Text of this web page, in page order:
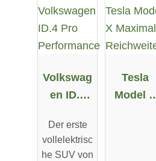
Volkswag
en ID.4
Performa
nce
Der erste
vollelektrisc
he SUV von
Tesla
Model X